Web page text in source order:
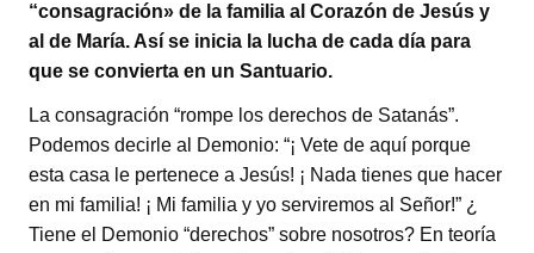
“consagración» de la familia al Corazón de Jesús y
al de María. Así se inicia la lucha de cada día para
que se convierta en un Santuario.
La consagración “rompe los derechos de Satanás”.
Podemos decirle al Demonio: “¡ Vete de aquí porque
esta casa le pertenece a Jesús! ¡ Nada tienes que hacer
en mi familia! ¡ Mi familia y yo serviremos al Señor!” ¿
Tiene el Demonio “derechos” sobre nosotros? En teoría